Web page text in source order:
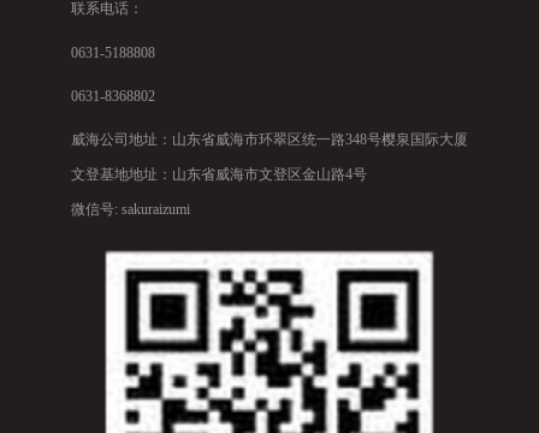
联系电话：
0631-5188808
0631-8368802
威海公司地址：山东省威海市环翠区统一路348号樱泉国际大厦
文登基地地址：山东省威海市文登区金山路4号
微信号: sakuraizumi